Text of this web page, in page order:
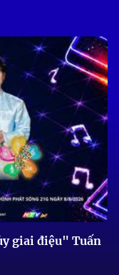
giai điệu" Tuấn